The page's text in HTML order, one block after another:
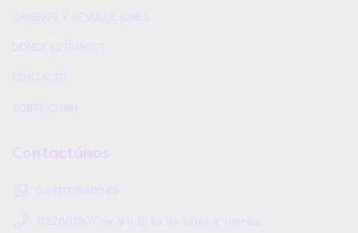
CAMBIOS Y DEVOLUCIONES
DONDE ESTAMOS?
CONTACTO
SOBRE CHIMI
Contactános
5491171540548
1132681907 de 9 a 15 hs de lunes a viernes.